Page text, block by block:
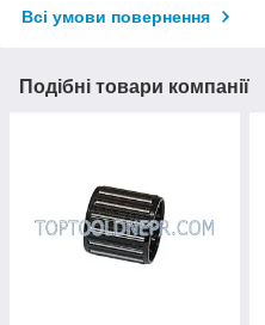
Всі умови повернення
Подібні товари компанії